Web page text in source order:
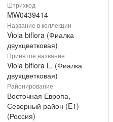
Штрихкод
MW0439414
Название в коллекции
Viola biflora (Фиалка
двухцветковая)
Принятое название
Viola biflora L. (Фиалка
двухцветковая)
Районирование
Восточная Европа,
Северный район (E1)
(Россия)